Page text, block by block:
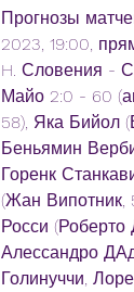
Прогнозы
2023, 19:00,
H. Словения -
Майо 2:0 - 60
58), Яка Бийол
Беньямин
Горенк
(Жан Випотник,
Росси
Алессандро
Голинуччи,